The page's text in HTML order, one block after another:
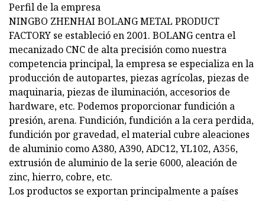
Perfil de la empresa
NINGBO ZHENHAI BOLANG METAL PRODUCT
FACTORY se estableció en 2001. BOLANG centra el
mecanizado CNC de alta precisión como nuestra
competencia principal, la empresa se especializa en la
producción de autopartes, piezas agrícolas, piezas de
maquinaria, piezas de iluminación, accesorios de
hardware, etc. Podemos proporcionar fundición a
presión, arena. Fundición, fundición a la cera perdida,
fundición por gravedad, el material cubre aleaciones
de aluminio como A380, A390, ADC12, YL102, A356,
extrusión de aluminio de la serie 6000, aleación de
zinc, hierro, cobre, etc.
Los productos se exportan principalmente a países